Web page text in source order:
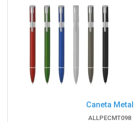
Caneta Metal
ALLPECMT098